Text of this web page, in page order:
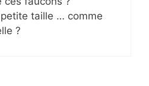
taille … comme
?